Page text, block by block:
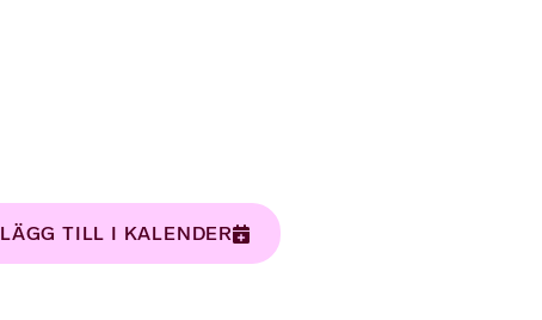
LÄGG TILL I KALENDER